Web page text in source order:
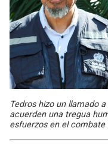
Tedros hizo un llamado
acuerden una tregua
esfuerzos en el combate